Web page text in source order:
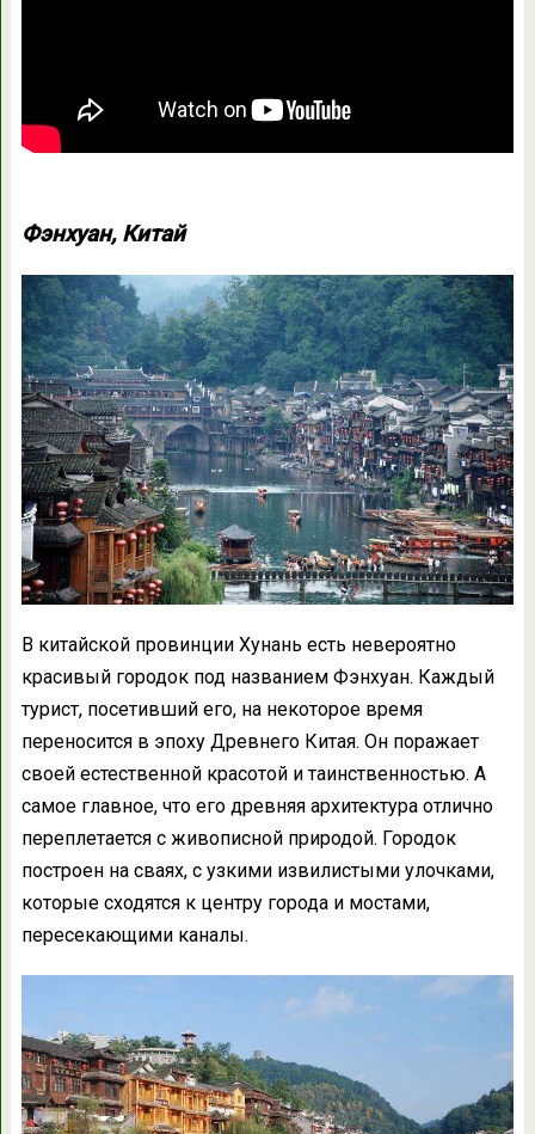
Фэнхуан, Китай
В китайской провинции Хунань есть невероятно
красивый городок под названием Фэнхуан. Каждый
турист, посетивший его, на некоторое время
переносится в эпоху Древнего Китая. Он поражает
своей естественной красотой и таинственностью. А
самое главное, что его древняя архитектура отлично
переплетается с живописной природой. Городок
построен на сваях, с узкими извилистыми улочками,
которые сходятся к центру города и мостами,
пересекающими каналы.